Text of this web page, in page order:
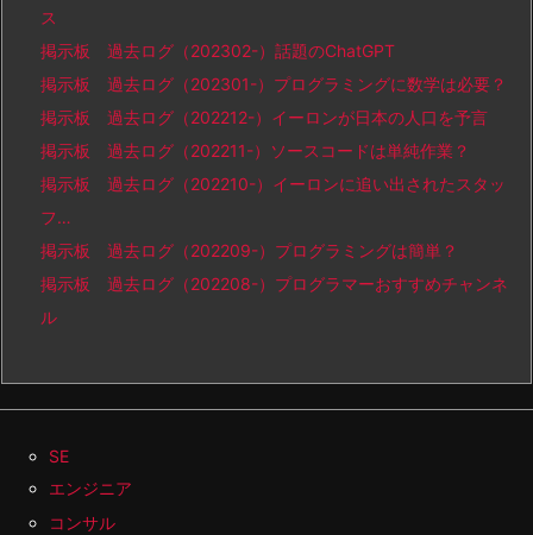
ス
掲示板 過去ログ（202302-）話題のChatGPT
掲示板 過去ログ（202301-）プログラミングに数学は必要？
掲示板 過去ログ（202212-）イーロンが日本の人口を予言
掲示板 過去ログ（202211-）ソースコードは単純作業？
掲示板 過去ログ（202210-）イーロンに追い出されたスタッ
フ…
掲示板 過去ログ（202209-）プログラミングは簡単？
掲示板 過去ログ（202208-）プログラマーおすすめチャンネ
ル
SE
エンジニア
コンサル